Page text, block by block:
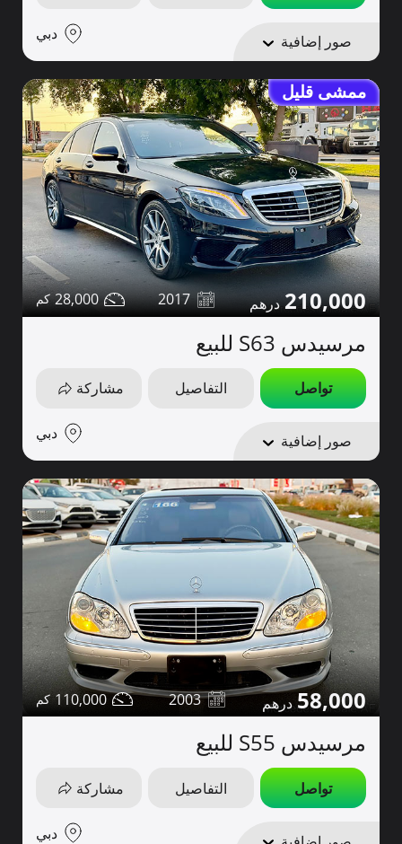
صور إضافية دبي
ممشى قليل
210,000
2017
28,000
مرسيدس S63 للبيع
تواصل التفاصيل مشاركة
صور إضافية دبي
58,000
2003
110,000
مرسيدس S55 للبيع
تواصل التفاصيل مشاركة
دبي